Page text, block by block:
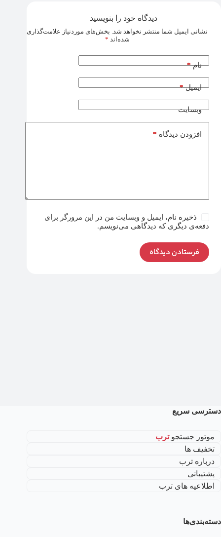
دیدگاه خود را بنویسید
نشانی ایمیل شما منتشر نخواهد شد. بخش‌های موردنیاز علامت‌گذاری
شده‌اند *
نام*
ایمیل*
وبسایت
افزودن دیدگاه *
ذخیره نام، ایمیل و وبسایت من در این مرورگر برای
دفعه‌ی دیگری که دیدگاهی می‌نویسم.
فرستادن دیدگاه
دسترسی سریع
موتور جستجوترب
تخفیف ها
درباره ترب
پشتیبانی
اطلاعیه های ترب
دسته‌بندی‌ها